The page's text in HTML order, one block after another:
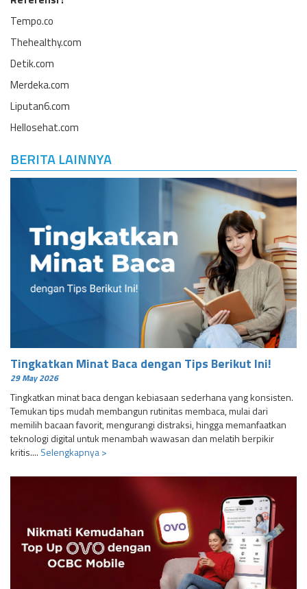
Tempo.co
Thehealthy.com
Detik.com
Merdeka.com
Liputan6.com
Hellosehat.com
BERITA LAINNYA
Tingkatkan Minat Baca dengan Tips Berikut Ini!
29 May 2026
Tingkatkan minat baca dengan kebiasaan sederhana yang konsisten.
Temukan tips mudah membangun rutinitas membaca, mulai dari
memilih bacaan favorit, mengurangi distraksi, hingga memanfaatkan
teknologi digital untuk menambah wawasan dan melatih berpikir
kritis.... Selengkapnya >